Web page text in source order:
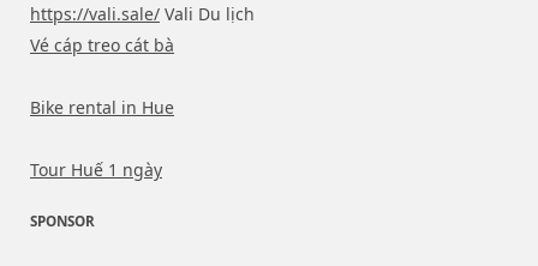
https://vali.sale/ Vali Du lịch
Vé cáp treo cát bà
Bike rental in Hue
Tour Huế 1 ngày
SPONSOR